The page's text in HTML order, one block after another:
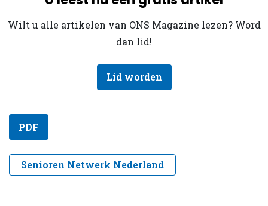
Wilt u alle artikelen van ONS Magazine lezen? Word
dan lid!
Lid worden
PDF
Senioren Netwerk Nederland